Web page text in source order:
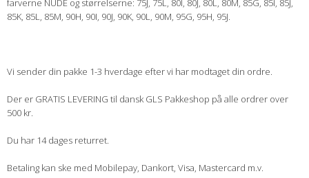
farverne NUDE og størrelserne: 75J, 75L, 80I, 80J, 80L, 80M, 85G, 85I, 85J,
85K, 85L, 85M, 90H, 90I, 90J, 90K, 90L, 90M, 95G, 95H, 95J.
Vi sender din pakke 1-3 hverdage efter vi har modtaget din ordre.
Der er GRATIS LEVERING til dansk GLS Pakkeshop på alle ordrer over
500 kr.
Du har 14 dages returret.
Betaling kan ske med Mobilepay, Dankort, Visa, Mastercard m.v.